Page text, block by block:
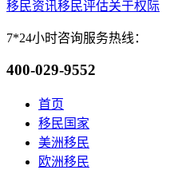
移民资讯移民评估关于权际
7*24小时咨询服务热线：
400-029-9552
首页
移民国家
美洲移民
欧洲移民